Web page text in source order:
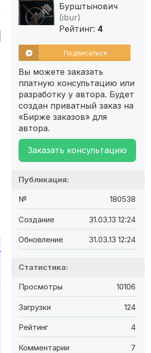
Бурштынович
(ibur)
Рейтинг: 4
Подписаться
Вы можете заказать
платную консультацию или
разработку у автора. Будет
создан приватный заказ на
«Бирже заказов» для
автора.
Заказать консультацию
Публикация:
№ 180538
Создание 31.03.13 12:24
Обновление 31.03.13 12:24
Статистика:
Просмотры 10106
Загрузки 124
Рейтинг 4
Комментарии 7